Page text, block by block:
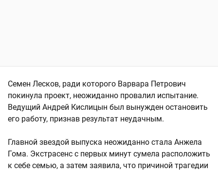
Семен Лесков, ради которого Варвара Петрович
покинула проект, неожиданно провалил испытание.
Ведущий Андрей Кислицын был вынужден остановить
его работу, признав результат неудачным.
Главной звездой выпуска неожиданно стала Анжела
Гома. Экстрасенс с первых минут сумела расположить
к себе семью, а затем заявила, что причиной трагедии